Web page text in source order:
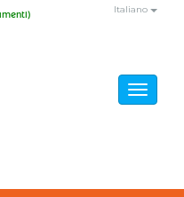
Italiano
Toggle